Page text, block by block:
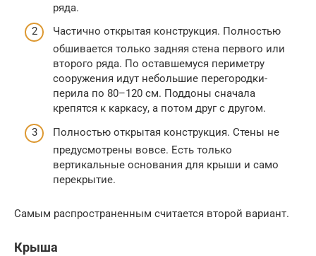
ряда.
Частично открытая конструкция. Полностью
обшивается только задняя стена первого или
второго ряда. По оставшемуся периметру
сооружения идут небольшие перегородки-
перила по 80–120 см. Поддоны сначала
крепятся к каркасу, а потом друг с другом.
Полностью открытая конструкция. Стены не
предусмотрены вовсе. Есть только
вертикальные основания для крыши и само
перекрытие.
Самым распространенным считается второй вариант.
Крыша